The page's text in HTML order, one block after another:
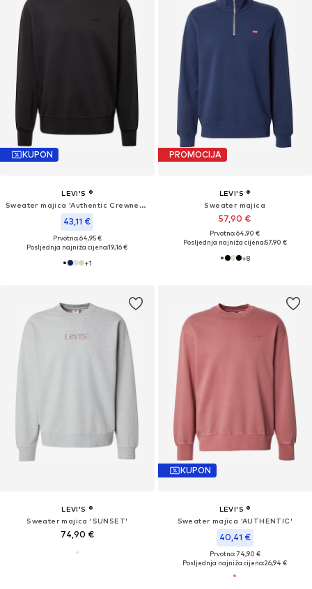
KUPON
LEVI'S ®
Sweater majica 'Authentic Crewneck Sweatshirt'
43,11 €
Prvotno: 64,95 €
Posljednja najniža cijena:19,16 €
+1
PROMOCIJA
LEVI'S ®
Sweater majica
57,90 €
Prvotno: 64,90 €
Posljednja najniža cijena:57,90 €
+8
LEVI'S ®
Sweater majica 'SUNSET'
74,90 €
KUPON
LEVI'S ®
Sweater majica 'AUTHENTIC'
40,41 €
Prvotno: 74,90 €
Posljednja najniža cijena:26,94 €